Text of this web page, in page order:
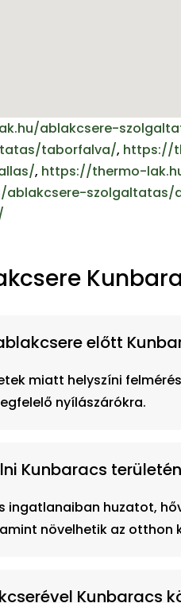
ablakcsere-
taborfalva/, https://
, https://thermo-
szolgaltatas/
előtt
miatt helyszíni
nyílászárókra.
Kunbaracs
ingatlanaiban huzatot,
növelhetik az otthon
Kunbaracs